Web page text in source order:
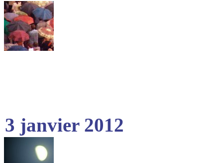
3 janvier 2012